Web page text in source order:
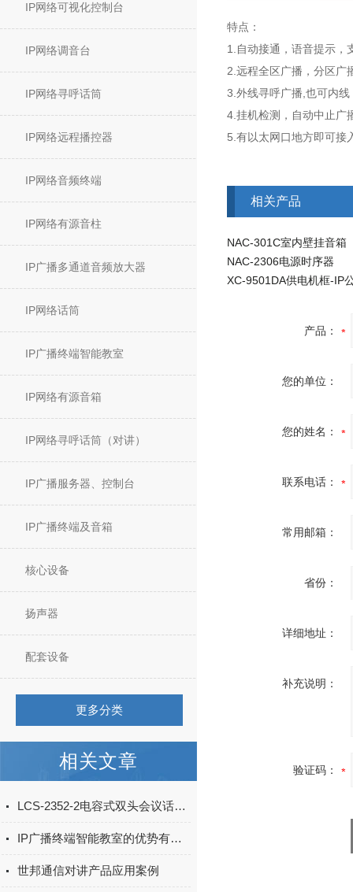
IP网络可视化控制台
IP网络调音台
IP网络寻呼话筒
IP网络远程播控器
IP网络音频终端
IP网络有源音柱
IP广播多通道音频放大器
IP网络话筒
IP广播终端智能教室
IP网络有源音箱
IP网络寻呼话筒（对讲）
IP广播服务器、控制台
IP广播终端及音箱
核心设备
扬声器
配套设备
更多分类
相关文章
LCS-2352-2电容式双头会议话筒：会场清晰拾音音频配套设备
IP广播终端智能教室的优势有哪些？
世邦通信对讲产品应用案例
特点：
1.自动接通，语音提示，
2.远程全区广播，分区广
3.外线寻呼广播,也可内
4.挂机检测，自动中止广
5.有以太网口地方即可接
相关产品
NAC-301C室内壁挂音箱
NAC-2306电源时序器
产品：
您的单位：
您的姓名：
联系电话：
常用邮箱：
省份：
详细地址：
补充说明：
验证码：